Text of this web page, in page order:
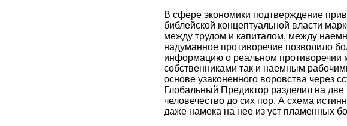
В сфере экономики подтверждение
библейской концептуальной власти
между трудом и капиталом, между
надуманное противоречие позволило
информацию о реальном противоречии
собственниками так и наемным
основе узаконенного воровства через
Глобальный Предиктор разделил на две
человечество до сих пор. А схема
даже намека на нее из уст пламенных